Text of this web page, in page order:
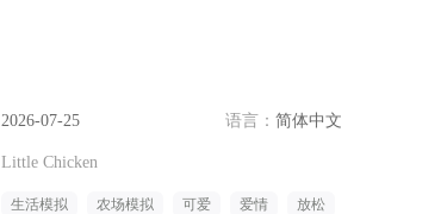
2026-07-25 语言： 简体中文
Little Chicken
生活模拟 农场模拟 可爱 爱情 放松